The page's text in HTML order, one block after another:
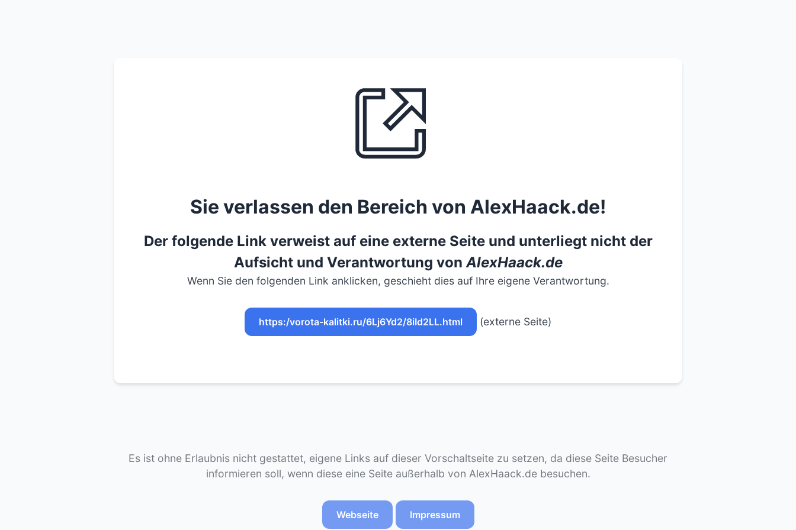
Sie verlassen den Bereich von AlexHaack.de!
Der folgende Link verweist auf eine externe Seite und unterliegt nicht der
Aufsicht und Verantwortung vonAlexHaack.de
Wenn Sie den folgenden Link anklicken, geschieht dies auf Ihre eigene Verantwortung.
https:/vorota-kalitki.ru/6Lj6Yd2/8iId2LL.html (externe Seite)
Es ist ohne Erlaubnis nicht gestattet, eigene Links auf dieser Vorschaltseite zu setzen, da diese Seite Besucher
informieren soll, wenn diese eine Seite außerhalb von AlexHaack.de besuchen.
Webseite Impressum